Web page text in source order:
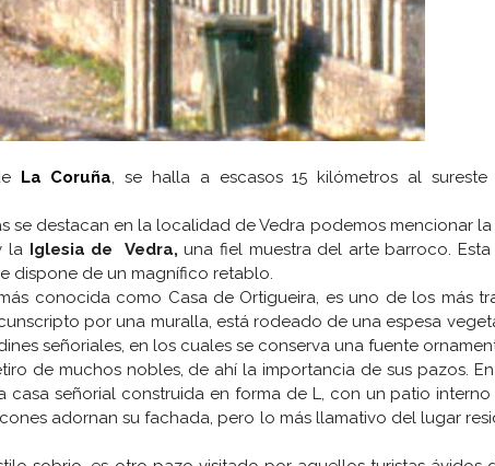
La Coruña, se halla a escasos 15 kilómetros al
se destacan en la localidad de Vedra podemos mencionar la
la Iglesia de Vedra, una fiel muestra del arte barroco.
dispone de un magnífico retablo.
conocida como Casa de Ortigueira, es uno de los más
por una muralla, está rodeado de una espesa
señoriales, en los cuales se conserva una fuente
de muchos nobles, de ahí la importancia de sus pazos.
casa señorial construida en forma de L, con un patio
adornan su fachada, pero lo más llamativo del lugar